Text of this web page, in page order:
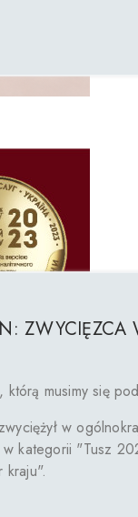
ZWYCIĘZCA
musimy się
w
kategorii "Tusz
⠀